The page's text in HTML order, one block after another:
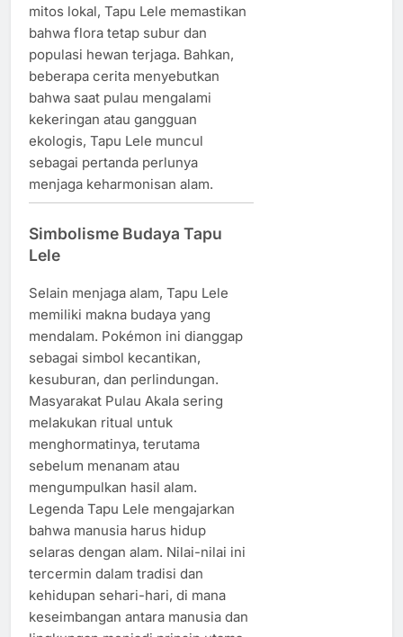
mitos lokal, Tapu Lele memastikan
bahwa flora tetap subur dan
populasi hewan terjaga. Bahkan,
beberapa cerita menyebutkan
bahwa saat pulau mengalami
kekeringan atau gangguan
ekologis, Tapu Lele muncul
sebagai pertanda perlunya
menjaga keharmonisan alam.
Simbolisme Budaya Tapu
Lele
Selain menjaga alam, Tapu Lele
memiliki makna budaya yang
mendalam. Pokémon ini dianggap
sebagai simbol kecantikan,
kesuburan, dan perlindungan.
Masyarakat Pulau Akala sering
melakukan ritual untuk
menghormatinya, terutama
sebelum menanam atau
mengumpulkan hasil alam.
Legenda Tapu Lele mengajarkan
bahwa manusia harus hidup
selaras dengan alam. Nilai-nilai ini
tercermin dalam tradisi dan
kehidupan sehari-hari, di mana
keseimbangan antara manusia dan